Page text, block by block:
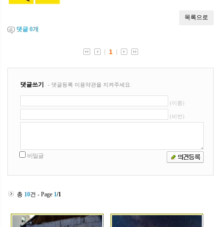
댓글 0개
총 10건 - Page 1/1